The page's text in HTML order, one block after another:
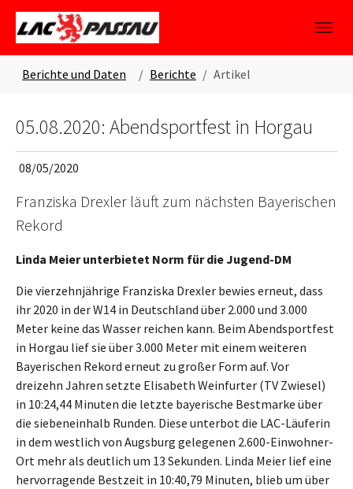
Skip to main content
Skip to page footer
Berichte und Daten Berichte Artikel
05.08.2020: Abendsportfest in Horgau
08/05/2020
Franziska Drexler läuft zum nächsten Bayerischen
Rekord
Linda Meier unterbietet Norm für die Jugend-DM
Die vierzehnjährige Franziska Drexler bewies erneut, dass
ihr 2020 in der W14 in Deutschland über 2.000 und 3.000
Meter keine das Wasser reichen kann. Beim Abendsportfest
in Horgau lief sie über 3.000 Meter mit einem weiteren
Bayerischen Rekord erneut zu großer Form auf. Vor
dreizehn Jahren setzte Elisabeth Weinfurter (TV Zwiesel)
in 10:24,44 Minuten die letzte bayerische Bestmarke über
die siebeneinhalb Runden. Diese unterbot die LAC-Läuferin
in dem westlich von Augsburg gelegenen 2.600-Einwohner-
Ort mehr als deutlich um 13 Sekunden. Linda Meier lief eine
hervorragende Bestzeit in 10:40,79 Minuten, blieb um über